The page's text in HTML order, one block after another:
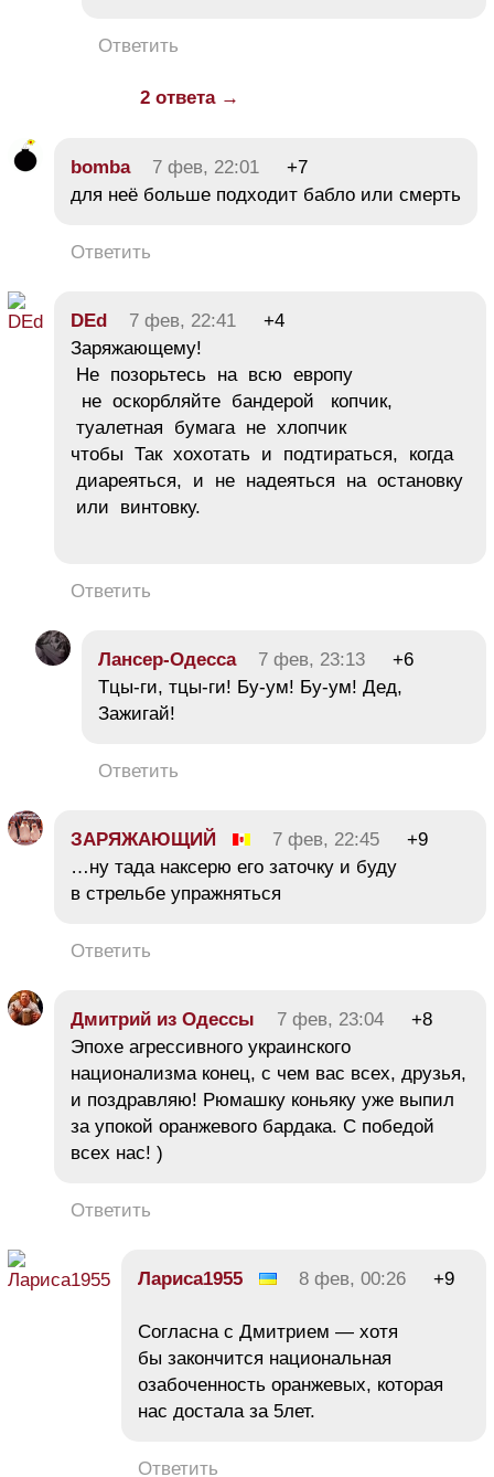
Ответить
2 ответа →
bomba 7 фев, 22:01
+7
для неё больше подходит бабло или смерть
Ответить
DEd 7 фев, 22:41
+4
Заряжающему!
Не позорьтесь на всю европу
не оскорбляйте бандерой копчик,
туалетная бумага не хлопчик
чтобы Так хохотать и подтираться, когда
диареяться, и не надеяться на остановку
или винтовку.
Ответить
Лансер-Одесса 7 фев, 23:13
+6
Тцы-ги, тцы-ги! Бу-ум! Бу-ум! Дед,
Зажигай!
Ответить
ЗАРЯЖАЮЩИЙ 7 фев, 22:45
+9
…ну тада наксерю его заточку и буду
в стрельбе упражняться
Ответить
Дмитрий из Одессы 7 фев, 23:04
+8
Эпохе агрессивного украинского
национализма конец, с чем вас всех, друзья,
и поздравляю! Рюмашку коньяку уже выпил
за упокой оранжевого бардака. С победой
всех нас! )
Ответить
Лариса1955 8 фев, 00:26 +9
Согласна с Дмитрием — хотя
бы закончится национальная
озабоченность оранжевых, которая
нас достала за 5лет.
Ответить